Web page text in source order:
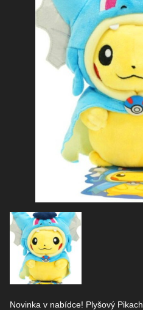
Novinka v nabídce! Plyšový